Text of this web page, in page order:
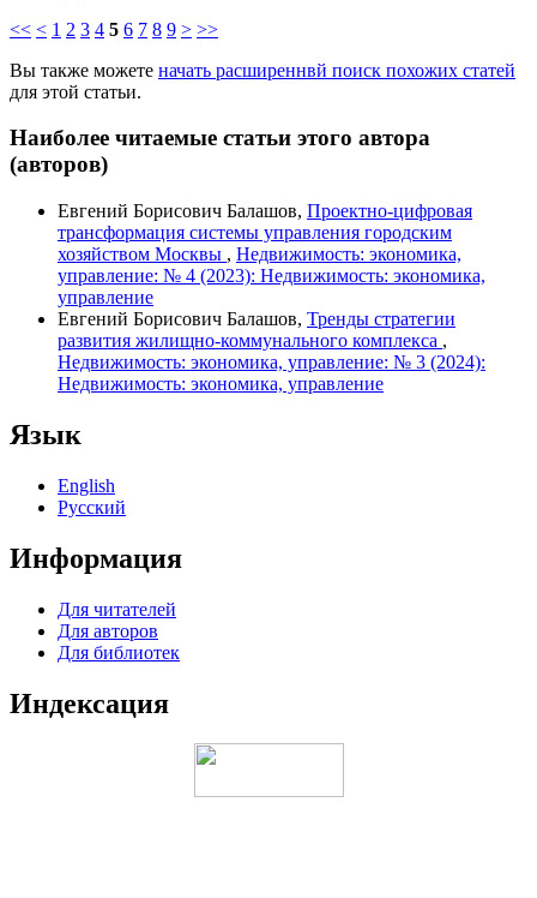
<< < 1 2 3 4 5 6 7 8 9 > >>
Вы также можете начать расширеннвй поиск похожих статей
для этой статьи.
Наиболее читаемые статьи этого автора
(авторов)
Евгений Борисович Балашов, Проектно-цифровая
трансформация системы управления городским
хозяйством Москвы , Недвижимость: экономика,
управление: № 4 (2023): Недвижимость: экономика,
управление
Евгений Борисович Балашов, Тренды стратегии
развития жилищно-коммунального комплекса ,
Недвижимость: экономика, управление: № 3 (2024):
Недвижимость: экономика, управление
Язык
English
Русский
Информация
Для читателей
Для авторов
Для библиотек
Индексация